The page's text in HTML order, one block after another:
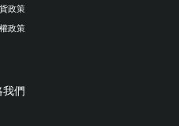
政策
政策
我們